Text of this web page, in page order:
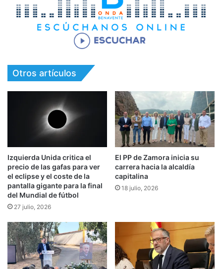
Otros artículos
Izquierda Unida critica el
precio de las gafas para ver
el eclipse y el coste de la
pantalla gigante para la final
del Mundial de fútbol
27 julio, 2026
El PP de Zamora inicia su
carrera hacia la alcaldía
capitalina
18 julio, 2026